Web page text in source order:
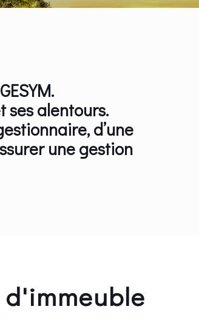
ses alentours.
d’une
une gestion